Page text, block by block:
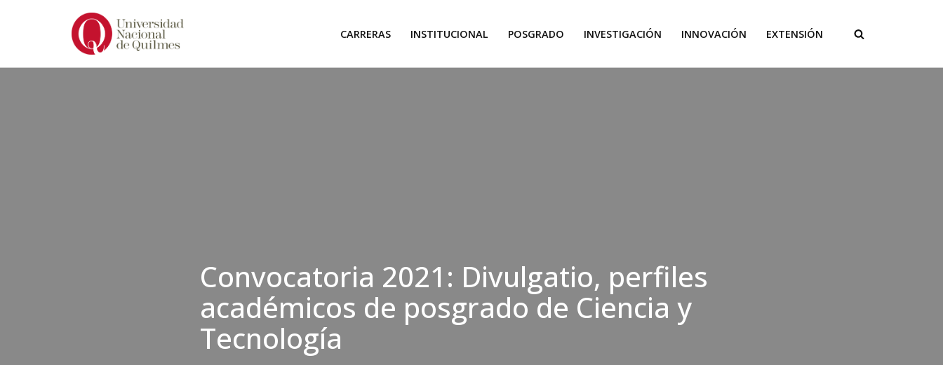
CARRERAS INSTITUCIONAL POSGRADO INVESTIGACIÓN INNOVACIÓN EXTENSIÓN
Convocatoria 2021: Divulgatio, perfiles
académicos de posgrado de Ciencia y
Tecnología